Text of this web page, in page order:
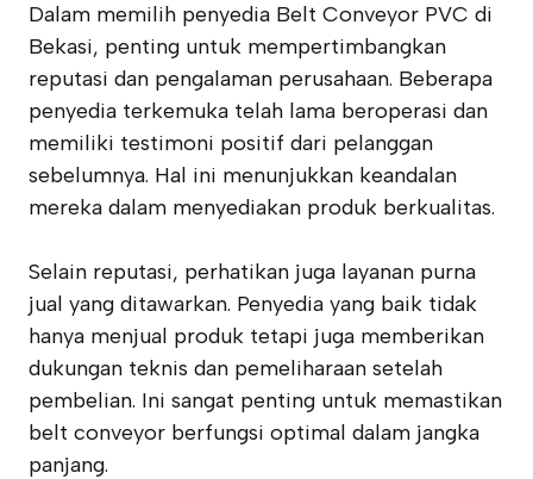
Dalam memilih penyedia Belt Conveyor PVC di
Bekasi, penting untuk mempertimbangkan
reputasi dan pengalaman perusahaan. Beberapa
penyedia terkemuka telah lama beroperasi dan
memiliki testimoni positif dari pelanggan
sebelumnya. Hal ini menunjukkan keandalan
mereka dalam menyediakan produk berkualitas.
Selain reputasi, perhatikan juga layanan purna
jual yang ditawarkan. Penyedia yang baik tidak
hanya menjual produk tetapi juga memberikan
dukungan teknis dan pemeliharaan setelah
pembelian. Ini sangat penting untuk memastikan
belt conveyor berfungsi optimal dalam jangka
panjang.